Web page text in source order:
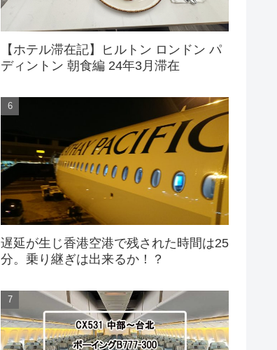
【ホテル滞在記】ヒルトン ロンドン パ
ディントン 朝食編 24年3月滞在
遅延が生じ香港空港で残された時間は25
分。乗り継ぎは出来るか！？